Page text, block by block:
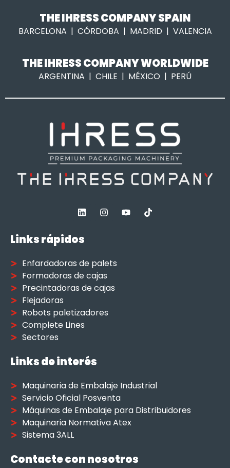
THE IHRESS COMPANY SPAIN
BARCELONA | CÓRDOBA | MADRID | VALENCIA
THE IHRESS COMPANY WORLDWIDE
ARGENTINA | CHILE | MÉXICO | PERÚ
Links rápidos
Enfardadoras de palets
Formadoras de cajas
Precintadoras de cajas
Flejadoras
Robots paletizadores
Complete Lines
Sectores
Links de interés
Maquinaria de Embalaje Industrial
Servicio Oficial Posventa
Máquinas de Embalaje para Distribuidores
Maquinaria Normativa Atex
Sistema 3ALL
Contacte con nosotros